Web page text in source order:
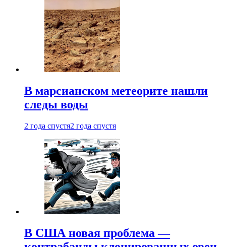
В марсианском метеорите нашли
следы воды
2 года спустя2 года спустя
В США новая проблема —